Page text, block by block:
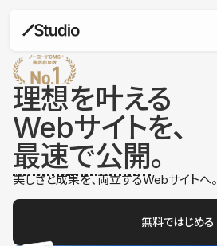
理想を叶える
Webサイトを、
最速で公開。
美しさと成果を、両立するWebサイトへ。
無料ではじめる